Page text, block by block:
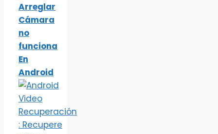
Arreglar
Cámara
no
funciona
En
Android